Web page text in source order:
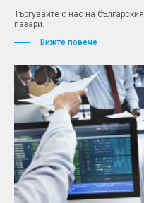
Търгувайте с нас на
пазари.
Вижте повече